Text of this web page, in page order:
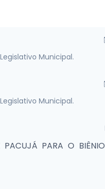
Municipal.
Municipal.
PACUJÁ PARA O BIÊNIO